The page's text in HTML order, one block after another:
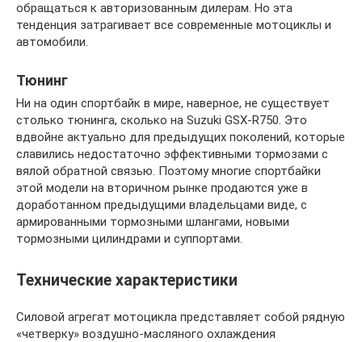
обращаться к авторизованным дилерам. Но эта
тенденция затрагивает все современные мотоциклы и
автомобили.
Тюнинг
Ни на один спортбайк в мире, наверное, не существует
столько тюнинга, сколько на Suzuki GSX-R750. Это
вдвойне актуально для предыдущих поколений, которые
славились недостаточно эффективными тормозами с
вялой обратной связью. Поэтому многие спортбайки
этой модели на вторичном рынке продаются уже в
доработанном предыдущими владельцами виде, с
армированными тормозными шлангами, новыми
тормозными цилиндрами и суппортами.
Технические характеристики
Силовой агрегат мотоцикла представляет собой рядную
«четверку» воздушно-масляного охлаждения